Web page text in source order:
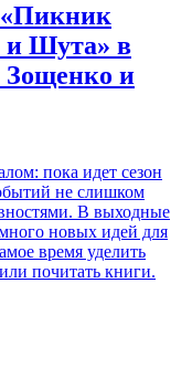
«Пикник
и Шута» в
Зощенко и
пока идет сезон
не слишком
В выходные
новых идей для
время уделить
почитать книги.